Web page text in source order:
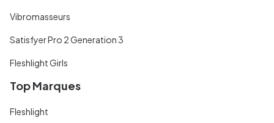
Vibromasseurs
Satisfyer Pro 2 Generation 3
Fleshlight Girls
Top Marques
Fleshlight